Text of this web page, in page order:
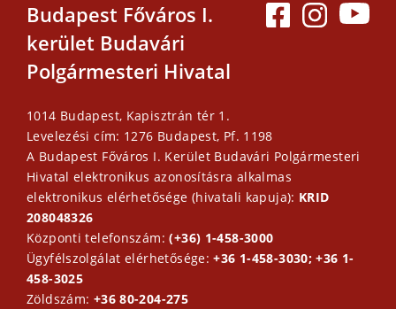
Budapest Főváros I.
kerület Budavári
Polgármesteri Hivatal
1014 Budapest, Kapisztrán tér 1.
Levelezési cím: 1276 Budapest, Pf. 1198
A Budapest Főváros I. Kerület Budavári Polgármesteri
Hivatal elektronikus azonosításra alkalmas
elektronikus elérhetősége (hivatali kapuja): KRID
208048326
Központi telefonszám:(+36) 1-458-3000
Ügyfélszolgálat elérhetősége:+36 1-458-3030; +36 1-
458-3025
Zöldszám: +36 80-204-275